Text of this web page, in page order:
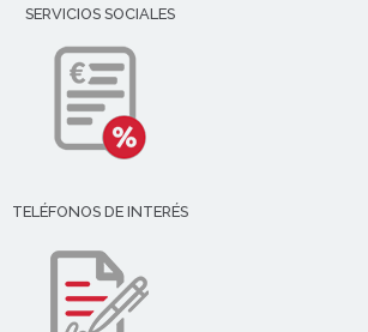
SERVICIOS SOCIALES
TELÉFONOS DE INTERÉS